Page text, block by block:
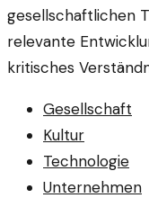
gesellschaftlichen
relevante
kritisches
Gesellschaft
Kultur
Technologie
Unternehmen